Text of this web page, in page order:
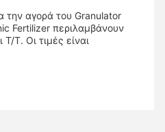
την αγορά του Granulator
Fertilizer περιλαμβάνουν
T. Οι τιμές είναι